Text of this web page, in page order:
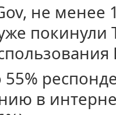
не менее
покинули
в